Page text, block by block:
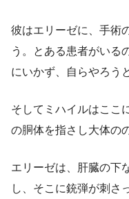
彼はエリーゼに、手術
う。とある患者がいる
にいかず、自らやろう
そしてミハイルはここ
の胴体を指さし大体の
エリーゼは、肝臓の下
し、そこに銃弾が刺さ